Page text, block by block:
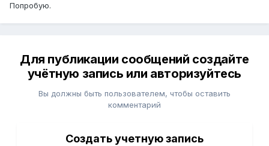
Попробую.
Для публикации сообщений создайте
учётную запись или авторизуйтесь
Вы должны быть пользователем, чтобы оставить
комментарий
Создать учетную запись